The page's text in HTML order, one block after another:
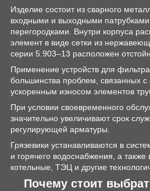
Изделие состоит из сварного
входными и выходными
перегородками. Внутри корпуса
элемент в виде сетки из
серии 5.903–13 расположен
Применение устройств для
большинства проблем, связанных
ускоренным износом элементов
При условии своевременного
значительно увеличивают срок
регулирующей арматуры.
Грязевики устанавливаются в
и горячего водоснабжения, а также
котельные, ТЭЦ и другие
Почему стоит